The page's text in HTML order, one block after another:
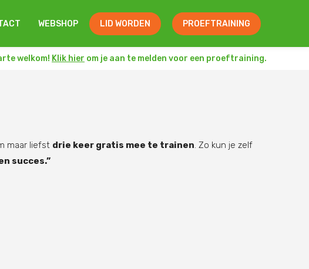
WEBSHOP LID WORDEN PROEFTRAINING
welkom! Klik hier om je aan te melden voor een proeftraining.
maar liefst drie keer gratis mee te trainen. Zo kun je zelf
succes.”